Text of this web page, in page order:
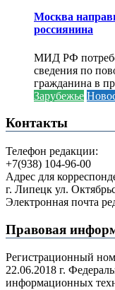
Москва
россиянина
МИД РФ
сведения по
гражданина в
Зарубежье
Контакты
Телефон редакции:
+7(938) 104-96-00
Адрес для
г. Липецк ул.
Электронная почта
Правовая
Регистрационный
22.06.2018 г.
информационных